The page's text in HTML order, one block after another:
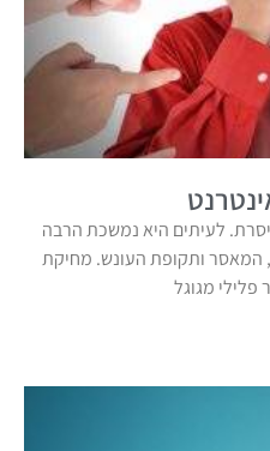
לעיתים היא נמשכת הרבה
המאסר ותקופת העונש. מחיקת
מגוגל